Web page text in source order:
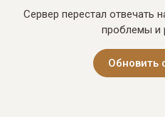
Сервер перестал отвечать
проблемы и
Обновить